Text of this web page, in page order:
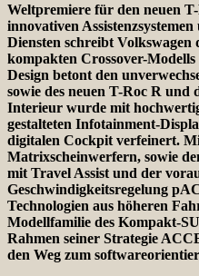
Weltpremiere für den neuen
innovativen
Diensten schreibt Volkswagen
kompakten Crossover-
Design betont den
sowie des neuen T-Roc R und
Interieur wurde mit
gestalteten Infotainment-
digitalen Cockpit verfeinert.
Matrixscheinwerfern, sowie
mit Travel Assist und der
Geschwindigkeitsregelung
Technologien aus höheren
Modellfamilie des Kompakt-
Rahmen seiner Strategie
den Weg zum